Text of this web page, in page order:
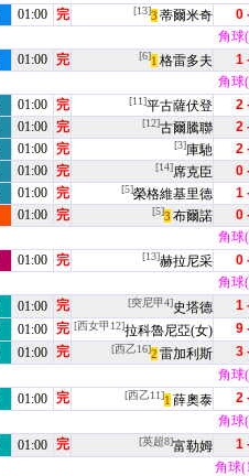
01:00 完 [13]3 蒂爾米奇
0
角球
01:00 完 [6]1 格雷多夫
1
角球
01:00 完 [11]平古薩伏登
2
01:00 完 [12]古爾騰聯
2
01:00 完 [3]庫馳
2
01:00 完 [14]席克臣
0
01:00 完 [5]榮格維基里德
1
01:00 完 [5]3 布爾諾
0
角球
01:00 完 [13]赫拉尼采
0
角球
01:00 完 [突尼甲4]史塔德
1
01:00 完 [西女甲12]拉科魯尼亞(女)
9
01:00 完 [西乙16]2 雷加利斯
3
角球
01:00 完 [西乙11]1 薛奧泰
2
角球
01:00 完 [英超8]富勒姆
1
角球